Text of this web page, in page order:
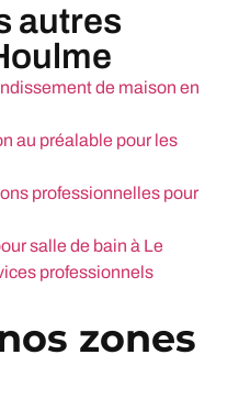
autres
de maison en
au préalable pour les
professionnelles pour
salle de bain à Le
professionnels
zones